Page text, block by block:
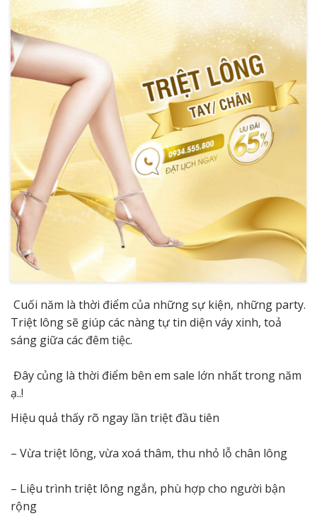
Cuối năm là thời điểm của những sự kiện, những party.
Triệt lông sẽ giúp các nàng tự tin diện váy xinh, toả
sáng giữa các đêm tiệc.
Đây củng là thời điểm bên em sale lớn nhất trong năm
ạ..!
Hiệu quả thấy rõ ngay lần triệt đầu tiên
– Vừa triệt lông, vừa xoá thâm, thu nhỏ lỗ chân lông
– Liệu trình triệt lông ngắn, phù hợp cho người bận
rộng